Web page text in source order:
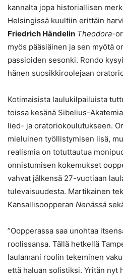
kannalta jopa historiallisen
Helsingissä kuultiin erittäin
Friedrich Händelin Theodora-
myös pääsiäinen ja sen myötä
passioiden sesonki. Rondo
hänen suosikkiroolejaan
Kotimaisista laulukilpailuista
toissa kesänä Sibelius-
lied- ja oratoriokoulutukseen.
mieluinen työllistymisen lisä,
realismia on totuttautua
onnistumisen kokemukset
vahvat jälkensä 27-vuotiaan
tulevaisuudesta. Martikainen
Kansallisoopperan Nenässä
”Oopperassa saa unohtaa
roolissansa. Tällä hetkellä
laulamani roolin tekeminen
että haluan solistiksi. Yritän nyt